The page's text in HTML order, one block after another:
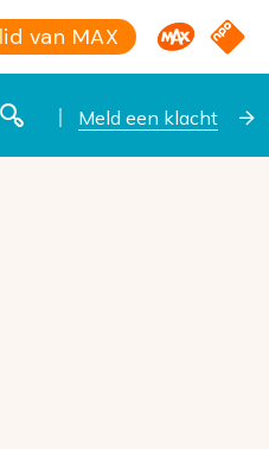
van MAX Omroep
NPO
Meld een klacht